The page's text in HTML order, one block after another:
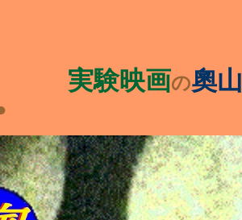
実験映画の奧山